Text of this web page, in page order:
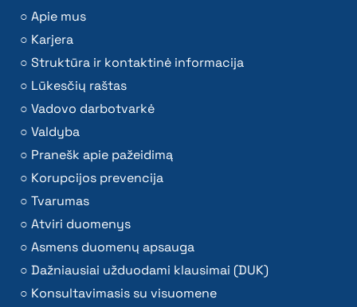
Apie mus
Karjera
Struktūra ir kontaktinė informacija
Lūkesčių raštas
Vadovo darbotvarkė
Valdyba
Pranešk apie pažeidimą
Korupcijos prevencija
Tvarumas
Atviri duomenys
Asmens duomenų apsauga
Dažniausiai užduodami klausimai (DUK)
Konsultavimasis su visuomene